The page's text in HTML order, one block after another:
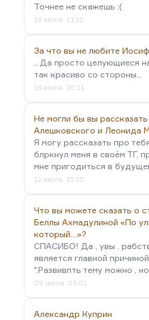
Точнее не скажешь :(
16 июля, 21:11
За что вы не любите
...Да просто целующиеся
так красиво со стороны...
16 июля, 20:11
Не могли бы вы
Алешковского и Леонида
Я могу рассказать про
блркнул меня в своём ТГ,
мне пригодиться в
12 июля, 15:25
Что вы можете сказать о
Беллы Ахмадулиной «По
который…»?
СПАСИБО! Да , увы .
является главной
".Развивпть тему можно , но
09 июля, 03:01
Александр Куприн